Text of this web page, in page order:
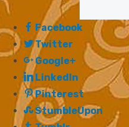
Facebook
Twitter
Google+
LinkedIn
Pinterest
StumbleUpon